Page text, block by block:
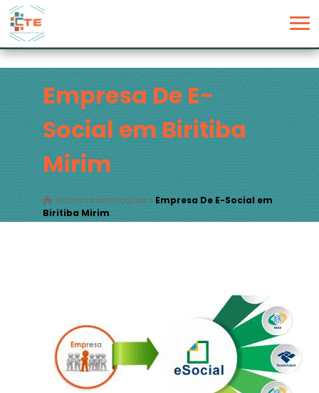
Empresa De E-
Social em Biritiba
Mirim
Home» Informações » Empresa De E-Social em
Biritiba Mirim